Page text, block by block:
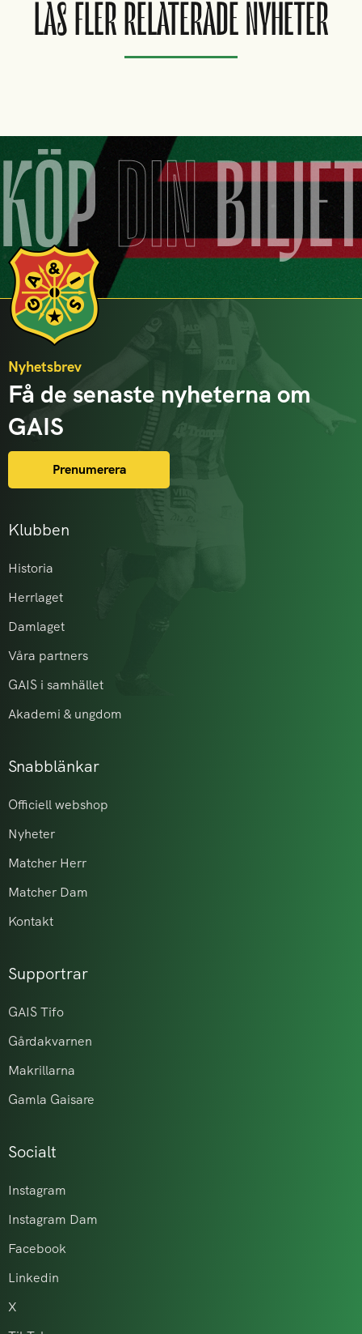
LÄS FLER RELATERADE NYHETER
KÖPDIN
Klubben
Historia
Herrlaget
Damlaget
Våra partners
GAIS i samhället
Akademi & ungdom
Snabblänkar
Officiell webshop
Nyheter
Matcher Herr
Matcher Dam
Kontakt
Supportrar
GAIS Tifo
Gårdakvarnen
Makrillarna
Gamla Gaisare
Socialt
Instagram
Instagram Dam
Facebook
Linkedin
X
Nyhetsbrev
Få de senaste nyheterna om
GAIS
Prenumerera